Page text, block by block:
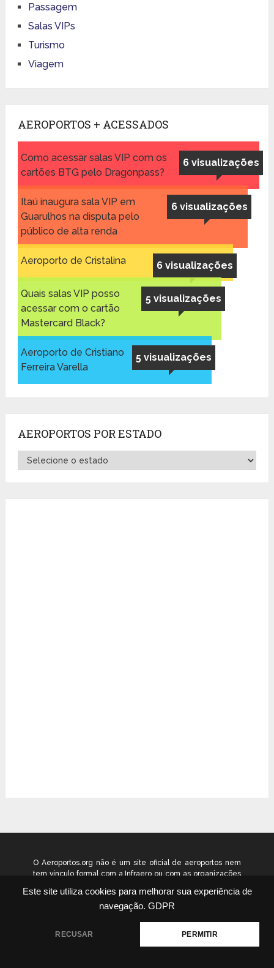
Este site utiliza cookies para melhorar sua experiência de
navegação. GDPR
RECUSAR PERMITIR
Passagem
Salas VIPs
Turismo
Viagem
AEROPORTOS + ACESSADOS
6 visualizações
Como acessar salas VIP com os
cartões BTG pelo Dragonpass?
6 visualizações
Itaú inaugura sala VIP em
Guarulhos na disputa pelo
público de alta renda
6 visualizações
Aeroporto de Cristalina
5 visualizações
Quais salas VIP posso
acessar com o cartão
Mastercard Black?
5 visualizações
Aeroporto de Cristiano
Ferreira Varella
AEROPORTOS POR ESTADO
Aeroportos
por
O Aeroportos.org não é um site oficial de aeroportos nem
tem vínculo formal com a Infraero ou com as organizações
como um guia independente de informação voltado ao
público geral. © 2026 aeroportos.org – Todos os direitos